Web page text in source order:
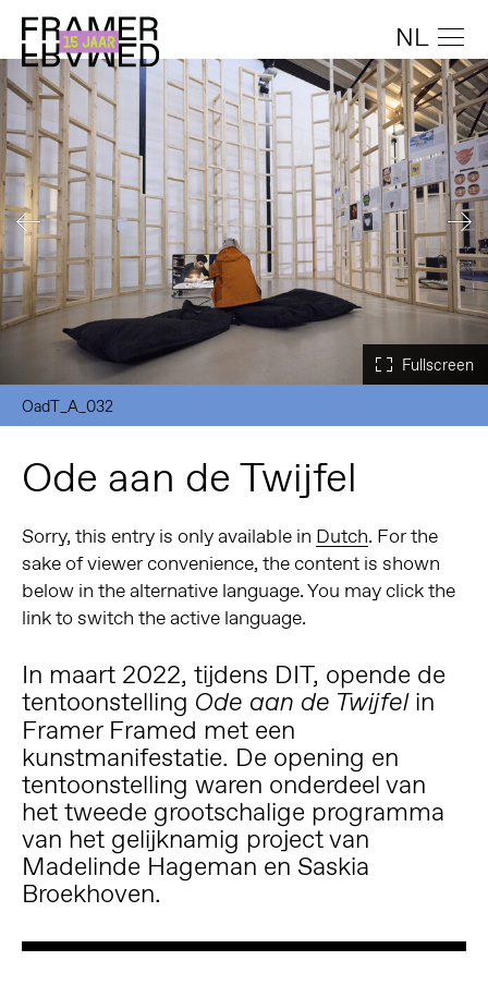
NL
OadT_A_032
Ode aan de Twijfel
Sorry, this entry is only available in Dutch. For the
sake of viewer convenience, the content is shown
below in the alternative language. You may click the
link to switch the active language.
In maart 2022, tijdens DIT, opende de
tentoonstelling Ode aan de Twijfelin
Framer Framed met een
kunstmanifestatie. De opening en
tentoonstelling waren onderdeel van
het tweede grootschalige programma
van het gelijknamig project van
Madelinde Hageman en Saskia
Broekhoven.